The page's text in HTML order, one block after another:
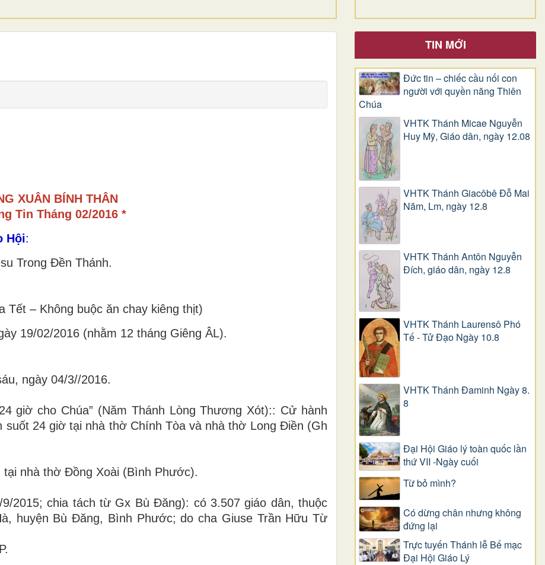
XUÂN BÍNH THÂN
Tin Tháng 02/2016 *
Hội:
Trong Đền Thánh.
Tết – Không buộc ăn chay kiêng thịt)
19/02/2016 (nhằm 12 tháng Giêng ÂL).
ngày 04/3//2016.
giờ cho Chúa” (Năm Thánh Lòng Thương Xót):: Cử hành
suốt 24 giờ tại nhà thờ Chính Tòa và nhà thờ Long Điền (Gh
nhà thờ Đồng Xoài (Bình Phước).
2015; chia tách từ Gx Bù Đăng): có 3.507 giáo dân, thuộc
huyện Bù Đăng, Bình Phước; do cha Giuse Trần Hữu Từ
TIN MỚI
Đức tin – chiếc cầu nối con
người với quyền năng Thiên
Chúa
VHTK Thánh Micae Nguyễn
Huy Mỹ, Giáo dân, ngày 12.08
VHTK Thánh Giacôbê Ðỗ Mai
Năm, Lm, ngày 12.8
VHTK Thánh Antôn Nguyễn
Ðích, giáo dân, ngày 12.8
VHTK Thánh Laurensô Phó
Tế - Tử Đạo Ngày 10.8
VHTK Thánh Đaminh Ngày 8.
8
Đại Hội Giáo lý toàn quốc lần
thứ VII -Ngày cuối
Từ bỏ mình?
Có dừng chân nhưng không
đứng lại
Trực tuyến Thánh lễ Bế mạc
Đại Hội Giáo Lý